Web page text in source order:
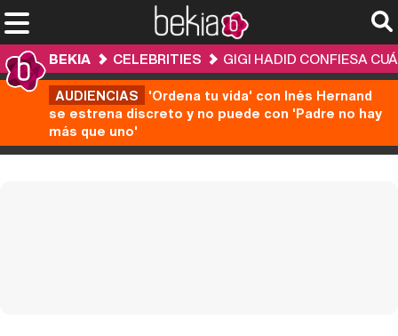
BEKIA CELEBRITIES
GIGI HADID CONFIESA
AUDIENCIAS 'Ordena tu vida' con Inés Hernand
se estrena discreto y no puede con 'Padre no hay
más que uno'